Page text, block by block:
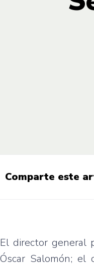
Comparte este
El director general
Óscar Salomón; el